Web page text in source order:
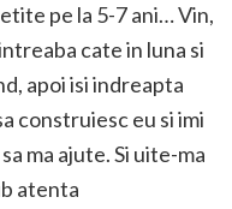
pe la 5-7 ani… Vin,
cate in luna si
apoi isi indreapta
construiesc eu si imi
ma ajute. Si uite-ma
atenta